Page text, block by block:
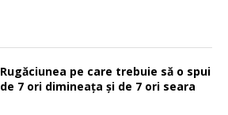
Rugăciunea pe care trebuie să o spui
de 7 ori dimineața și de 7 ori seara